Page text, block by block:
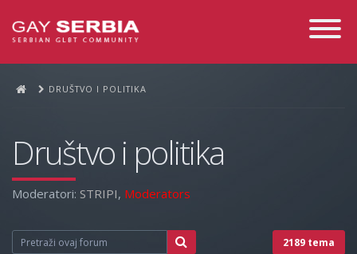
Toggle
DRUŠTVO I POLITIKA
Društvo i politika
Moderatori: STRIPI, Moderators
2189 tema